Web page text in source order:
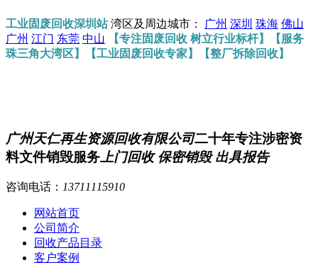
工业固废回收深圳站湾区及周边城市： 广州 深圳 珠海 佛山
广州 江门 东莞 中山
【专注固废回收 树立行业标杆】【服务
珠三角大湾区】【工业固废回收专家】【整厂拆除回收】
广州天仁再生资源回收有限公司二十年专注涉密资
料文件销毁服务 上门回收 保密销毁 出具报告
咨询电话： 13711115910
网站首页
公司简介
回收产品目录
客户案例